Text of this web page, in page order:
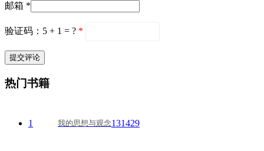
邮箱 *
验证码：5 + 1 = ? *
热门书籍
1 我的思想与观念131429